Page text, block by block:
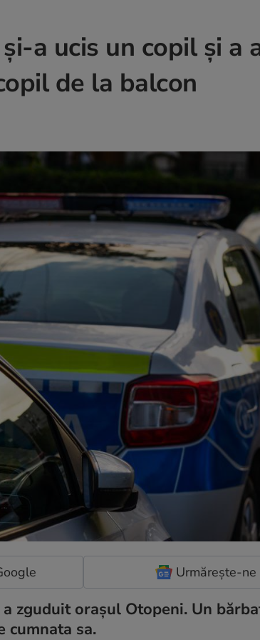
a ucis un copil și a
de la balcon
Urmărește-
zguduit orașul Otopeni. Un
cumnata sa.